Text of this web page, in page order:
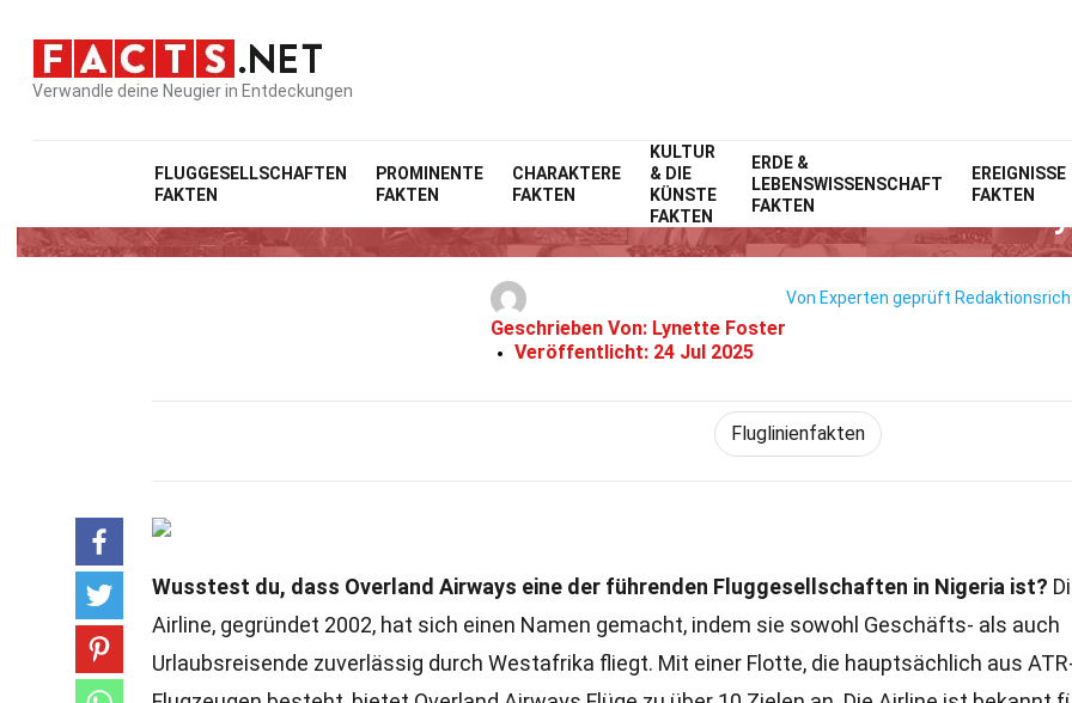
Verwandle deine Neugier in Entdeckungen
FLUGGESELLSCHAFTEN
FAKTEN
PROMINENTE
FAKTEN
CHARAKTERE
FAKTEN
KULTUR
& DIE
KÜNSTE
FAKTEN
ERDE &
LEBENSWISSENSCHAFT
FAKTEN
EREIGNISSE
FAKTEN
Home Fluggesellschaften
31 Fakten Über Overland Airways
Geschrieben Von: Lynette Foster
Veröffentlicht: 24 Jul 2025
Von Experten geprüft
Fluglinienfakten
Wusstest du, dass Overland Airways eine der führenden Fluggesellschaften in Nigeria ist?
Airline, gegründet 2002, hat sich einen Namen gemacht, indem sie sowohl Geschäfts- als auch
Urlaubsreisende zuverlässig durch Westafrika fliegt. Mit einer Flotte, die hauptsächlich aus